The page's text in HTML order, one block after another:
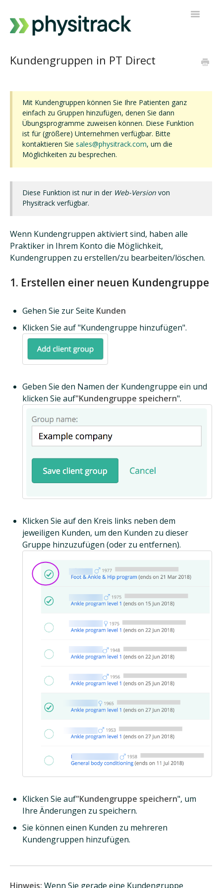
Kontakt zur Unterstützung
Kundengruppen in PT Direct
Mit Kundengruppen können Sie Ihre Patienten ganz
einfach zu Gruppen hinzufügen, denen Sie dann
Übungsprogramme zuweisen können. Diese Funktion
ist für (größere) Unternehmen verfügbar. Bitte
kontaktieren Sie sales@physitrack.com, um die
Möglichkeiten zu besprechen.
Diese Funktion ist nur in der Web-Version von
Physitrack verfügbar.
Wenn Kundengruppen aktiviert sind, haben alle
Praktiker in Ihrem Konto die Möglichkeit,
Kundengruppen zu erstellen/zu bearbeiten/löschen.
1. Erstellen einer neuen Kundengruppe
Gehen Sie zur Seite Kunden
Klicken Sie auf "Kundengruppe hinzufügen".
Geben Sie den Namen der Kundengruppe ein und
klicken Sie auf"Kundengruppe speichern".
Klicken Sie auf den Kreis links neben dem
jeweiligen Kunden, um den Kunden zu dieser
Gruppe hinzuzufügen (oder zu entfernen).
Klicken Sie auf"Kundengruppe speichern", um
Ihre Änderungen zu speichern.
Sie können einen Kunden zu mehreren
Kundengruppen hinzufügen.
Hinweis: Wenn Sie gerade eine Kundengruppe